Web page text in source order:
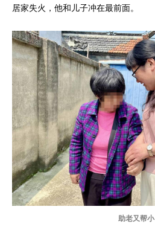
居家失火，他和儿子冲在最前面。
助老又帮小